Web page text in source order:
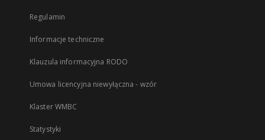
Regulamin
Informacje techniczne
Klauzula informacyjna RODO
Umowa licencyjna niewyłączna - wzór
Klaster WMBC
Statystyki